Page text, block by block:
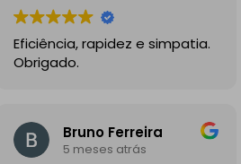
Eficiência, rapidez e simpatia.
Obrigado.
Bruno Ferreira
5 meses atrás